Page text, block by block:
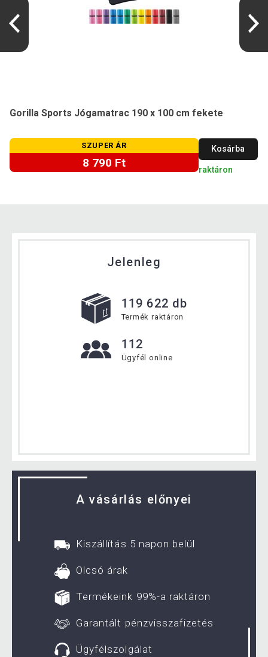
Gorilla Sports Jógamatrac 190 x 100 cm fekete
SZUPER ÁR
8 790 Ft
Kosárba
raktáron
Jelenleg
119 622 db
Termék raktáron
112
Ügyfél online
A vásárlás előnyei
Kiszállítás 5 napon belül
Olcsó árak
Termékeink 99%-a raktáron
Garantált pénzvisszafizetés
Ügyfélszolgálat